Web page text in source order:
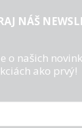
NÁŠ
o našich
ako prvý!